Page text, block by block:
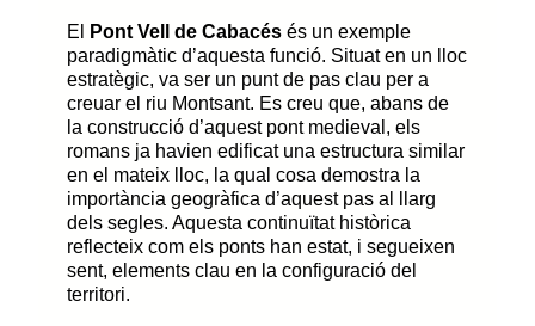
El Pont Vell de Cabacés és un exemple
paradigmàtic d’aquesta funció. Situat en un lloc
estratègic, va ser un punt de pas clau per a
creuar el riu Montsant. Es creu que, abans de
la construcció d’aquest pont medieval, els
romans ja havien edificat una estructura similar
en el mateix lloc, la qual cosa demostra la
importància geogràfica d’aquest pas al llarg
dels segles. Aquesta continuïtat històrica
reflecteix com els ponts han estat, i segueixen
sent, elements clau en la configuració del
territori.